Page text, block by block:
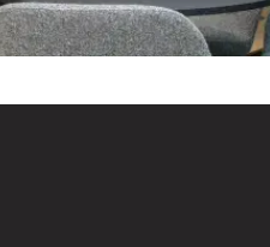
voor een duurzame en voordelige
met focus op ergonomie,
van verschillende A-merken.